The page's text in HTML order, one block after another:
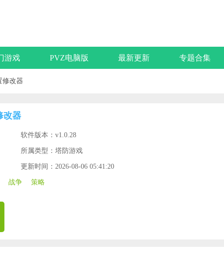
游戏 PVZ电脑版 最新更新 专题合集
修改器
改器
软件版本：v1.0.28
所属类型：塔防游戏
更新时间：2026-08-06 05:41:20
战争 策略